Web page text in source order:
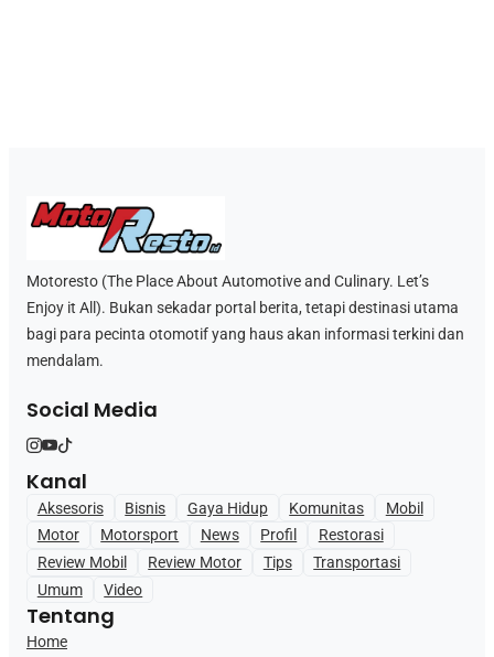
Motoresto (The Place About Automotive and Culinary. Let’s
Enjoy it All). Bukan sekadar portal berita, tetapi destinasi utama
bagi para pecinta otomotif yang haus akan informasi terkini dan
mendalam.
Social Media
Kanal
Aksesoris Bisnis Gaya Hidup Komunitas
Mobil
Motor
Motorsport News Profil
Restorasi
Review Mobil
Review Motor Tips
Transportasi
Umum
Video
Tentang
Home